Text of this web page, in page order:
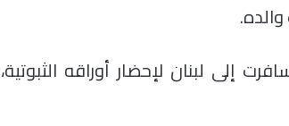
لبنان لإحضار أوراقه الثبوتية،